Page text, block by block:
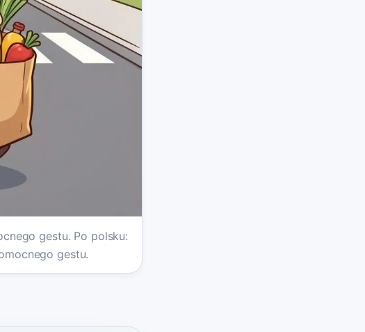
gestu. Po polsku:
gestu.